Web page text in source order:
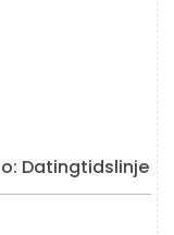
Datingtidslinje